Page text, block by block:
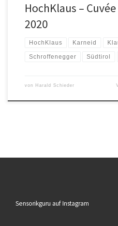
HochKlaus –
2020
HochKlaus Karneid
Schroffenegger Südtirol
von Harald Schieder
Sensorikguru auf Instagram